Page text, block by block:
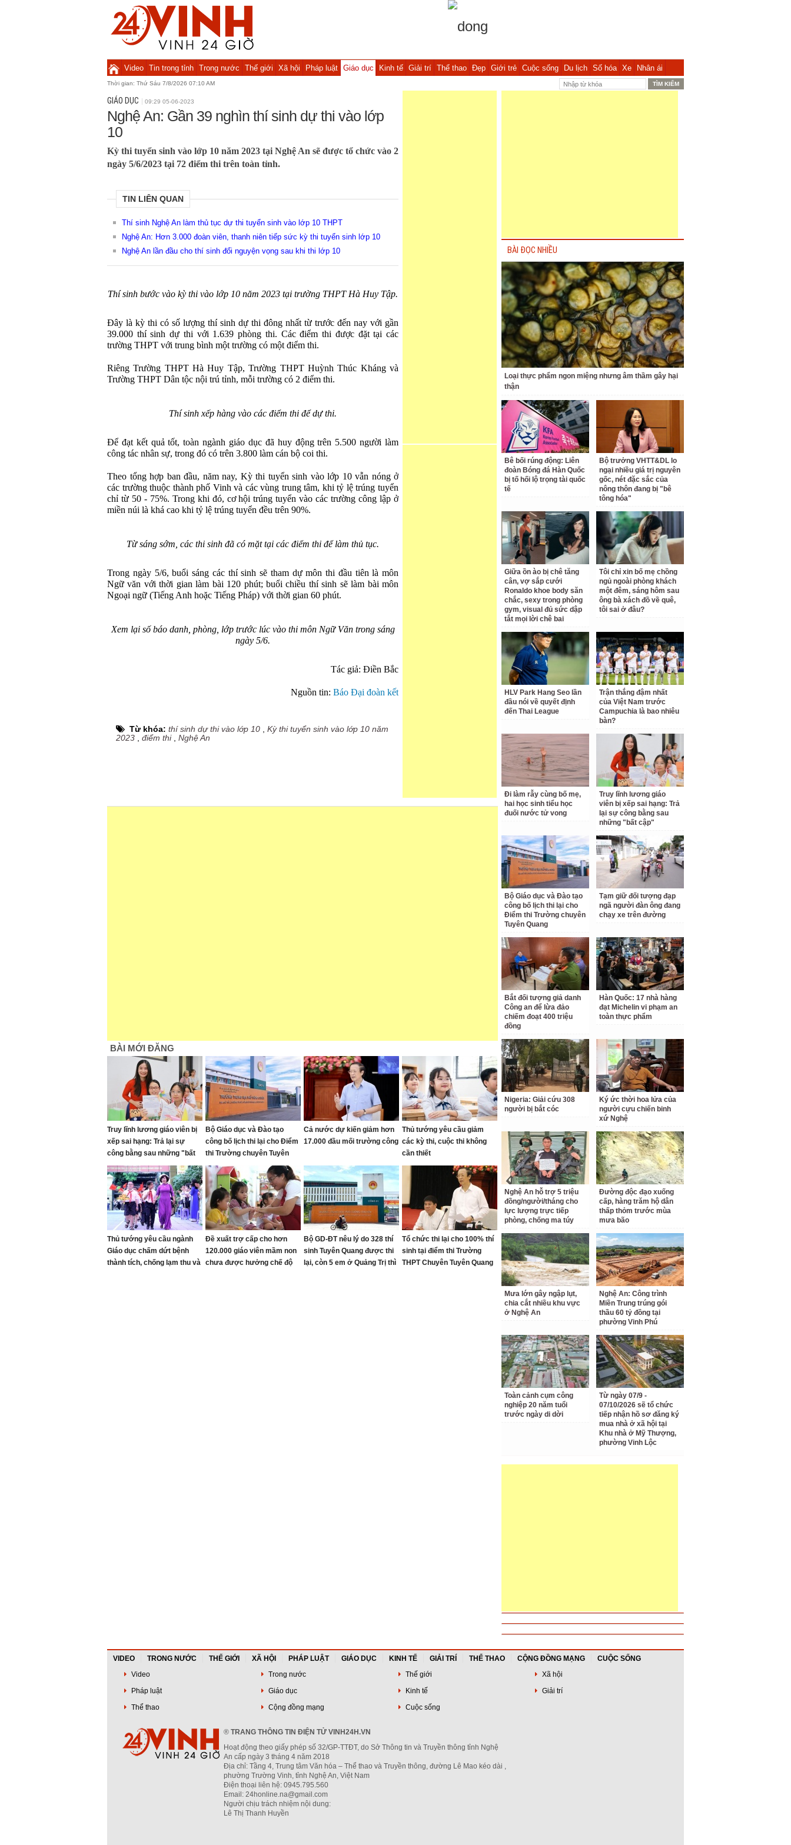
Video Tin trong tỉnh Trong nước Thế giới Xã hội Pháp luật Giáo dục Kinh tế Giải trí Thể thao Đẹp Giới trẻ Cuộc sống Du lịch Số hóa Xe Nhân ái
Thời gian: Thứ Sáu 7/8/2026 07:10 AM
GIÁO DỤC 09:29 05-06-2023
Nghệ An: Gần 39 nghìn thí sinh dự thi vào lớp
10
Kỳ thi tuyển sinh vào lớp 10 năm 2023 tại Nghệ An sẽ được tổ chức vào 2
ngày 5/6/2023 tại 72 điểm thi trên toàn tỉnh.
TIN LIÊN QUAN
Thí sinh Nghệ An làm thủ tục dự thi tuyển sinh vào lớp 10 THPT
Nghệ An: Hơn 3.000 đoàn viên, thanh niên tiếp sức kỳ thi tuyển sinh lớp 10
Nghệ An lần đầu cho thí sinh đổi nguyện vọng sau khi thi lớp 10
Thí sinh bước vào kỳ thi vào lớp 10 năm 2023 tại trường THPT Hà Huy Tập.
Đây là kỳ thi có số lượng thí sinh dự thi đông nhất từ trước đến nay với gần
39.000 thí sinh dự thi với 1.639 phòng thi. Các điểm thi được đặt tại các
trường THPT với trung bình một trường có một điểm thi.
Riêng Trường THPT Hà Huy Tập, Trường THPT Huỳnh Thúc Kháng và
Trường THPT Dân tộc nội trú tỉnh, mỗi trường có 2 điểm thi.
Thí sinh xếp hàng vào các điểm thi để dự thi.
Để đạt kết quả tốt, toàn ngành giáo dục đã huy động trên 5.500 người làm
công tác nhân sự, trong đó có trên 3.800 làm cán bộ coi thi.
Theo tổng hợp ban đầu, năm nay, Kỳ thi tuyển sinh vào lớp 10 vẫn nóng ở
các trường thuộc thành phố Vinh và các vùng trung tâm, khi tỷ lệ trúng tuyển
chỉ từ 50 - 75%. Trong khi đó, cơ hội trúng tuyển vào các trường công lập ở
miền núi là khá cao khi tỷ lệ trúng tuyển đều trên 90%.
Từ sáng sớm, các thi sinh đã có mặt tại các điểm thi để làm thủ tục.
Trong ngày 5/6, buổi sáng các thí sinh sẽ tham dự môn thi đầu tiên là môn
Ngữ văn với thời gian làm bài 120 phút; buổi chiều thí sinh sẽ làm bài môn
Ngoại ngữ (Tiếng Anh hoặc Tiếng Pháp) với thời gian 60 phút.
Xem lại số báo danh, phòng, lớp trước lúc vào thi môn Ngữ Văn trong sáng
ngày 5/6.
Tác giả: Điền Bắc
Nguồn tin: Báo Đại đoàn kết
Từ khóa: thí sinh dự thi vào lớp 10
Kỳ thi tuyển sinh vào lớp 10 năm
2023
điểm thi, Nghệ An
BÀI MỚI ĐĂNG
Truy lĩnh lương giáo viên bị
xếp sai hạng: Trả lại sự
công bằng sau những "bất
cập"
Bộ Giáo dục và Đào tạo
công bố lịch thi lại cho Điểm
thi Trường chuyên Tuyên
Quang
Cả nước dự kiến giảm hơn
17.000 đầu mối trường công
Thủ tướng yêu cầu giảm
các kỳ thi, cuộc thi không
cần thiết
Thủ tướng yêu cầu ngành
Giáo dục chấm dứt bệnh
thành tích, chống lạm thu và
Đề xuất trợ cấp cho hơn
120.000 giáo viên mầm non
chưa được hưởng chế độ
Bộ GD-ĐT nêu lý do 328 thí
sinh Tuyên Quang được thi
lại, còn 5 em ở Quảng Trị thì
Tổ chức thi lại cho 100% thí
sinh tại điểm thi Trường
THPT Chuyên Tuyên Quang
BÀI ĐỌC NHIỀU
Loại thực phẩm ngon miệng nhưng âm thầm gây hại
thận
Bê bối rúng động: Liên
đoàn Bóng đá Hàn Quốc
bị tố hối lộ trọng tài quốc
tế
Bộ trưởng VHTT&DL lo
ngại nhiều giá trị nguyên
gốc, nét đặc sắc của
nông thôn đang bị "bê
tông hóa"
Giữa ồn ào bị chê tăng
cân, vợ sắp cưới
Ronaldo khoe body săn
chắc, sexy trong phòng
gym, visual đủ sức dập
tắt mọi lời chê bai
Tôi chỉ xin bố mẹ chồng
ngủ ngoài phòng khách
một đêm, sáng hôm sau
ông bà xách đồ về quê,
tôi sai ở đâu?
HLV Park Hang Seo lần
đầu nói về quyết định
đến Thai League
Trận thắng đậm nhất
của Việt Nam trước
Campuchia là bao nhiêu
bàn?
Đi làm rẫy cùng bố mẹ,
hai học sinh tiểu học
đuối nước tử vong
Truy lĩnh lương giáo
viên bị xếp sai hạng: Trả
lại sự công bằng sau
những "bất cập"
Bộ Giáo dục và Đào tạo
công bố lịch thi lại cho
Điểm thi Trường chuyên
Tuyên Quang
Tạm giữ đối tượng đạp
ngã người đàn ông đang
chạy xe trên đường
Bắt đối tượng giả danh
Công an để lừa đảo
chiếm đoạt 400 triệu
đồng
Hàn Quốc: 17 nhà hàng
đạt Michelin vi phạm an
toàn thực phẩm
Nigeria: Giải cứu 308
người bị bắt cóc
Ký ức thời hoa lửa của
người cựu chiến binh
xứ Nghệ
Nghệ An hỗ trợ 5 triệu
đồng/người/tháng cho
lực lượng trực tiếp
phòng, chống ma túy
Đường độc đạo xuống
cấp, hàng trăm hộ dân
thấp thỏm trước mùa
mưa bão
Mưa lớn gây ngập lụt,
chia cắt nhiều khu vực
ở Nghệ An
Nghệ An: Công trình
Miền Trung trúng gói
thầu 60 tỷ đồng tại
phường Vinh Phú
Toàn cảnh cụm công
nghiệp 20 năm tuổi
trước ngày di dời
Từ ngày 07/9 -
07/10/2026 sẽ tổ chức
tiếp nhận hồ sơ đăng ký
mua nhà ở xã hội tại
Khu nhà ở Mỹ Thượng,
phường Vinh Lộc
VIDEO TRONG NƯỚC THẾ GIỚI XÃ HỘI PHÁP LUẬT GIÁO DỤC KINH TẾ GIẢI TRÍ THỂ THAO CỘNG ĐỒNG MẠNG
CUỘC SỐNG
Video
Trong nước Thế giới
Xã hội
Pháp luật
Giáo dục Kinh tế
Giải trí
Thể thao
Cộng đồng mạng Cuộc sống
® TRANG THÔNG TIN ĐIỆN TỬ VINH24H.VN
Hoạt động theo giấy phép số 32/GP-TTĐT, do Sở Thông tin và Truyền thông tỉnh Nghệ
An cấp ngày 3 tháng 4 năm 2018
Địa chỉ: Tầng 4, Trung tâm Văn hóa – Thể thao và Truyền thông, đường Lê Mao kéo dài ,
phường Trường Vinh, tỉnh Nghệ An, Việt Nam
Điện thoại liên hệ: 0945.795.560
Email: 24honline.na@gmail.com
Người chịu trách nhiệm nội dung:
Lê Thị Thanh Huyền